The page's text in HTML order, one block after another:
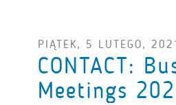
PIĄTEK, 5 LUTEGO,
CONTACT:
Meetings